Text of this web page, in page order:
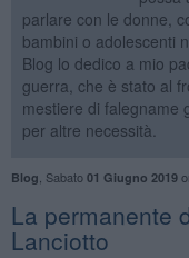
parlare con le donne,
bambini o adolescenti
Blog lo dedico a mio
guerra, che è stato al
mestiere di falegname
per altre necessità.
Blog Sabato 01 Giugno 2019
La permanente
Lanciotto